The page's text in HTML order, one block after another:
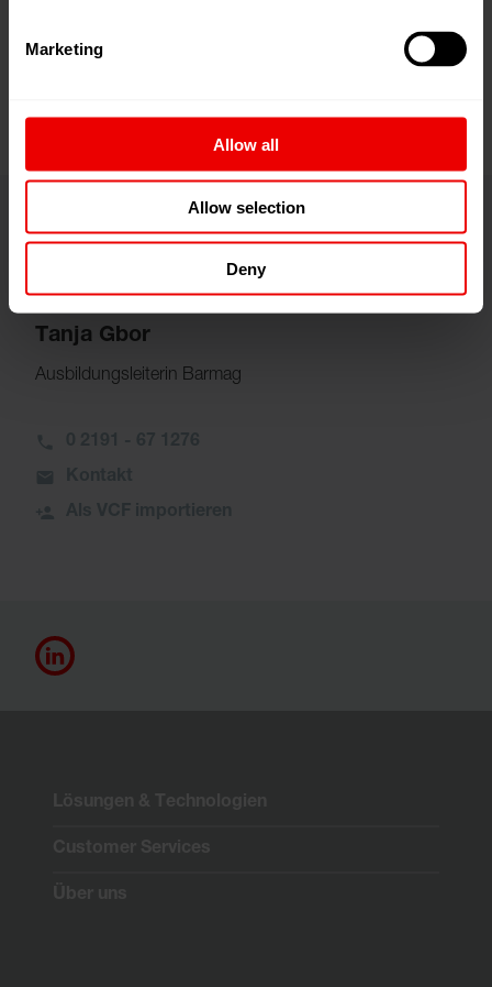
Marketing
Allow all
Allow selection
Deny
Freude an Teamarbeit
Tanja Gbor
Ausbildungsleiterin Barmag